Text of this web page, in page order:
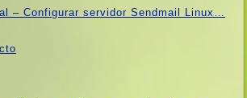
– Configurar servidor Sendmail Linux…